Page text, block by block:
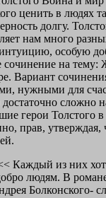
ценить в людях
долгу.
нам много
особую
на тему:
Вариант
нужными для
сложно
герои Толстого
прав, утверждая,
Каждый из них
людям. В
Болконского-